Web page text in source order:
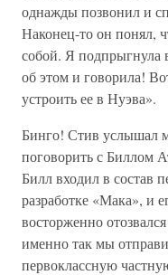
однажды позвонил и
Наконец-то он понял,
собой. Я подпрыгнула
об этом и говорила!
устроить ее в Нуэва».
Бинго! Стив услышал
поговорить с Биллом
Билл входил в состав
разработке «Мака», и
восторженно
именно так мы
первоклассную